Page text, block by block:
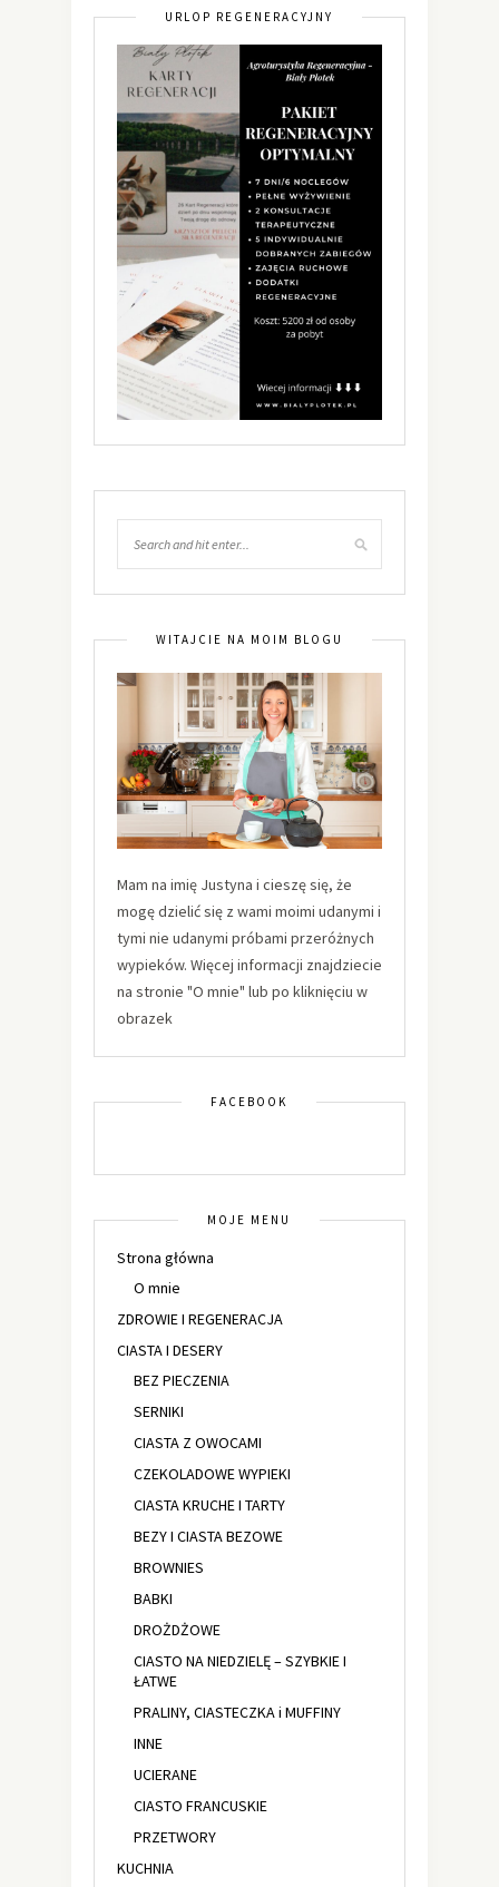
URLOP REGENERACYJNY
WITAJCIE NA MOIM BLOGU
Mam na imię Justyna i cieszę się, że
mogę dzielić się z wami moimi udanymi i
tymi nie udanymi próbami przeróżnych
wypieków. Więcej informacji znajdziecie
na stronie "O mnie" lub po kliknięciu w
obrazek
FACEBOOK
MOJE MENU
Strona główna
O mnie
ZDROWIE I REGENERACJA
CIASTA I DESERY
BEZ PIECZENIA
SERNIKI
CIASTA Z OWOCAMI
CZEKOLADOWE WYPIEKI
CIASTA KRUCHE I TARTY
BEZY I CIASTA BEZOWE
BROWNIES
BABKI
DROŻDŻOWE
CIASTO NA NIEDZIELĘ – SZYBKIE I
ŁATWE
PRALINY, CIASTECZKA i MUFFINY
INNE
UCIERANE
CIASTO FRANCUSKIE
PRZETWORY
KUCHNIA